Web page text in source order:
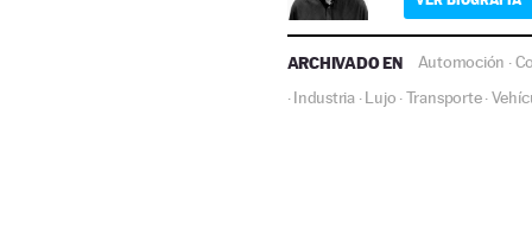
ARCHIVADO EN Automoción ·
·Industria·Lujo ·Transporte·